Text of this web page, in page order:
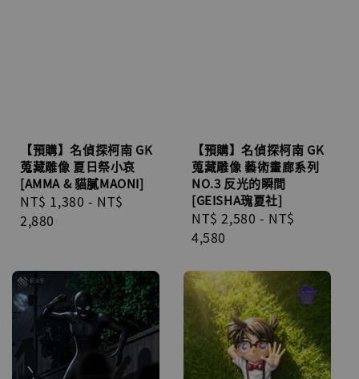
【預購】名偵探柯南 GK
蒐藏雕像 夏日祭小哀
[AMMA & 貓膩MAONI]
Regular
price
NT$ 1,380 - NT$
2,880
【預購】名偵探柯南 GK
蒐藏雕像 藝術畫廊系列
NO.3 反光的瞬間
[GEISHA瑰夏社]
Regular
price
NT$ 2,580 - NT$
4,580